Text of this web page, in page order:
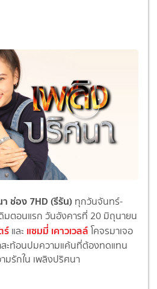
ช่อง 7HD (รีรัน) ทุกวันจันทร์-
ดิมตอนแรก วันอังคารที่ 20 มิถุนายน
ร์ และ แซมมี่ เคาวเวลล์ โคจรมาเจอ
สะท้อนปมความแค้นที่ต้องทดแทน
รักใน เพลิงปริศนา